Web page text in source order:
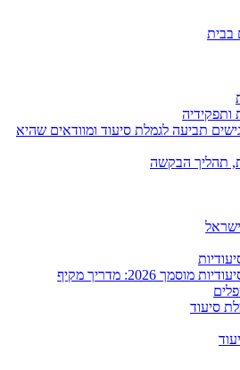
בבית
ותפקידיה
תביעה לגמלת סיעוד ומוודאים שהיא
תהליך הבקשה
קורס מטפלות סיעודיות מוסמך 2026: מדריך מקיף
סיעוד